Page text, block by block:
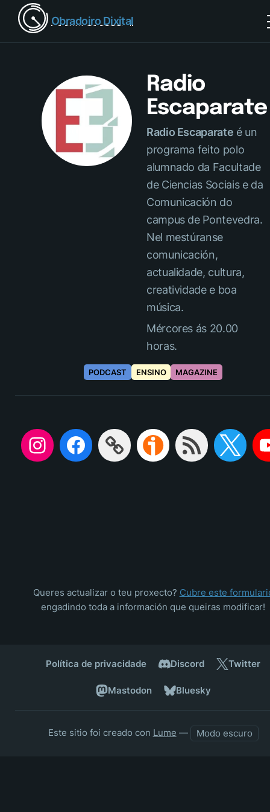
Obradoiro Dixital
Radio
Escaparate
Radio Escaparate é un
programa feito polo
alumnado da Facultade
de Ciencias Sociais e da
Comunicación do
campus de Pontevedra.
Nel mestúranse
comunicación,
actualidade, cultura,
creatividade e boa
música.
Mércores ás 20.00
horas.
PODCAST ENSINO MAGAZINE
Queres actualizar o teu proxecto? Cubre este
engadindo toda a información que queiras modificar!
Política de privacidade Discord Twitter
Mastodon Bluesky
Este sitio foi creado con Lume — Modo escuro